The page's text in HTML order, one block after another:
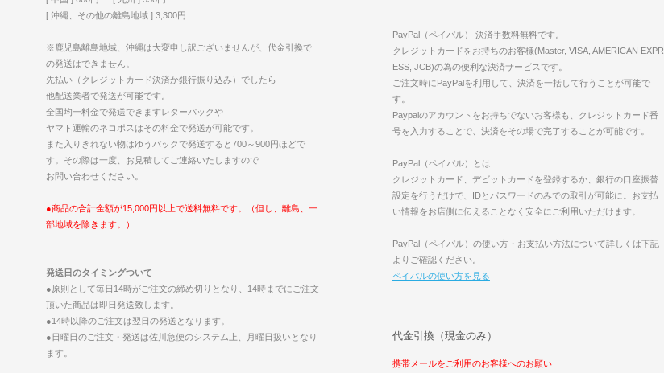
[ 沖縄、その他の離島地域 ] 3,300円
※鹿児島離島地域、沖縄は大変申し訳ございませんが、代金引換で
の発送はできません。
先払い（クレジットカード決済か銀行振り込み）でしたら
他配送業者で発送が可能です。
全国均一料金で発送できますレターパックや
ヤマト運輸のネコポスはその料金で発送が可能です。
また入りきれない物はゆうパックで発送すると700～900円ほどで
す。その際は一度、お見積してご連絡いたしますので
お問い合わせください。
●商品の合計金額が15,000円以上で送料無料です。（但し、離島、一
部地域を除きます。）
発送日のタイミングついて
●原則として毎日14時がご注文の締め切りとなり、14時までにご注文
頂いた商品は即日発送致します。
●14時以降のご注文は翌日の発送となります。
●日曜日のご注文・発送は佐川急便のシステム上、月曜日扱いとなり
ます。
PayPal（ペイパル） 決済手数料無料です。
クレジットカードをお持ちのお客様(Master, VISA, AMERICAN EXPR
ESS, JCB)の為の便利な決済サービスです。
ご注文時にPayPalを利用して、決済を一括して行うことが可能で
す。
Paypalのアカウントをお持ちでないお客様も、クレジットカード番
号を入力することで、決済をその場で完了することが可能です。
PayPal（ペイパル）とは
クレジットカード、デビットカードを登録するか、銀行の口座振替
設定を行うだけで、IDとパスワードのみでの取引が可能に。お支払
い情報をお店側に伝えることなく安全にご利用いただけます。
PayPal（ペイパル）の使い方・お支払い方法について詳しくは下記
よりご確認ください。
ペイパルの使い方を見る
代金引換（現金のみ）
携帯メールをご利用のお客様へのお願い